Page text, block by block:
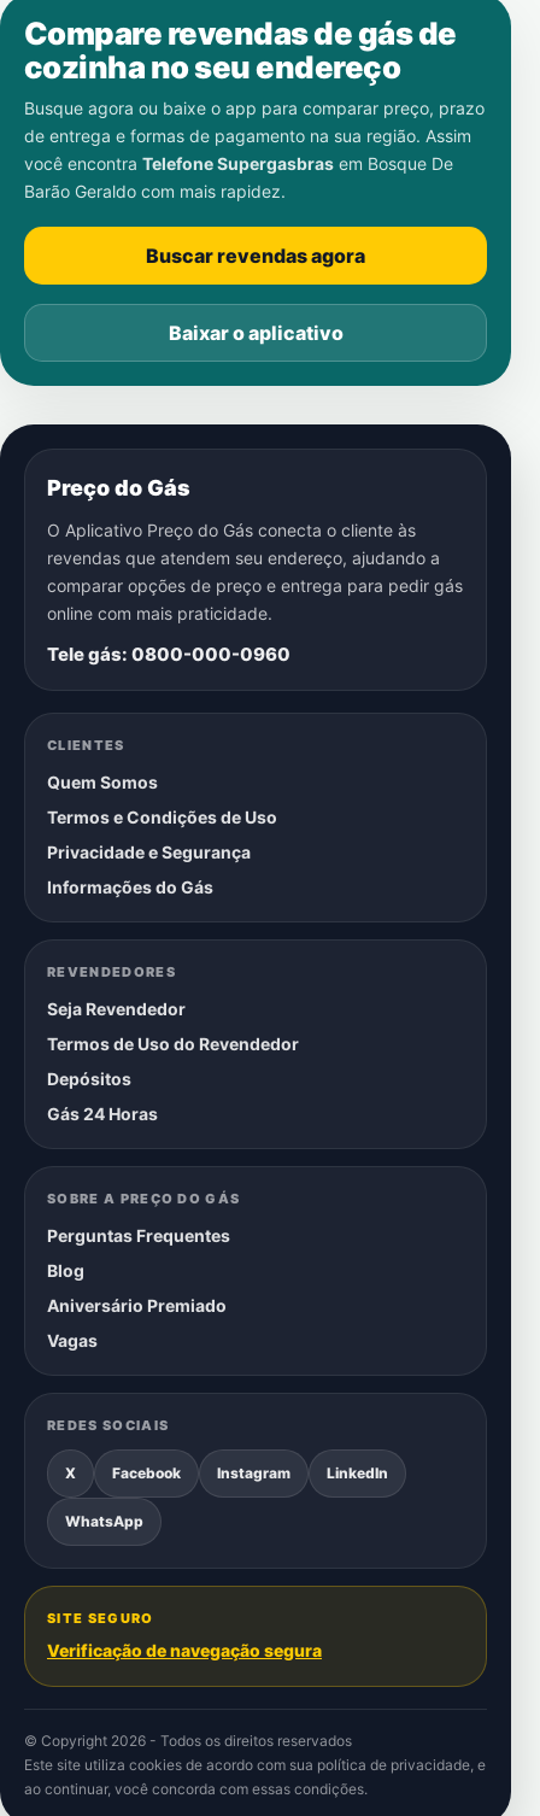
Compare revendas de gás de
cozinha no seu endereço
Busque agora ou baixe o app para comparar preço, prazo
de entrega e formas de pagamento na sua região. Assim
você encontra Telefone Supergasbras em Bosque De
Barão Geraldo com mais rapidez.
Buscar revendas agora
Baixar o aplicativo
Preço do Gás
O Aplicativo Preço do Gás conecta o cliente às
revendas que atendem seu endereço, ajudando a
comparar opções de preço e entrega para pedir gás
online com mais praticidade.
Tele gás: 0800-000-0960
CLIENTES
Quem Somos
Termos e Condições de Uso
Privacidade e Segurança
Informações do Gás
REVENDEDORES
Seja Revendedor
Termos de Uso do Revendedor
Depósitos
Gás 24 Horas
SOBRE A PREÇO DO GÁS
Perguntas Frequentes
Blog
Aniversário Premiado
Vagas
REDES SOCIAIS
X Facebook Instagram LinkedIn
WhatsApp
SITE SEGURO
Verificação de navegação segura
© Copyright 2026 - Todos os direitos reservados
Este site utiliza cookies de acordo com sua política de privacidade, e
ao continuar, você concorda com essas condições.